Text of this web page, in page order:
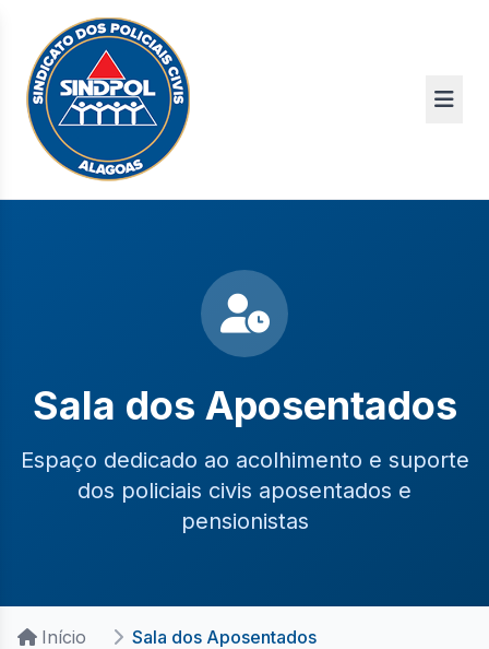
Sala dos Aposentados
Espaço dedicado ao acolhimento e suporte
dos policiais civis aposentados e
pensionistas
Início Sala dos Aposentados